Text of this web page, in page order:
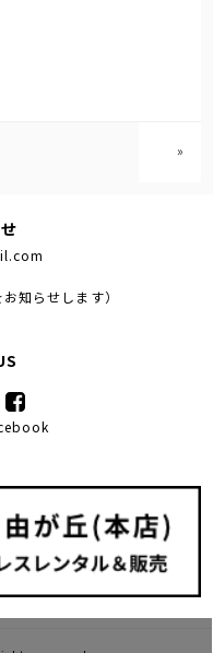
»
知らせします）